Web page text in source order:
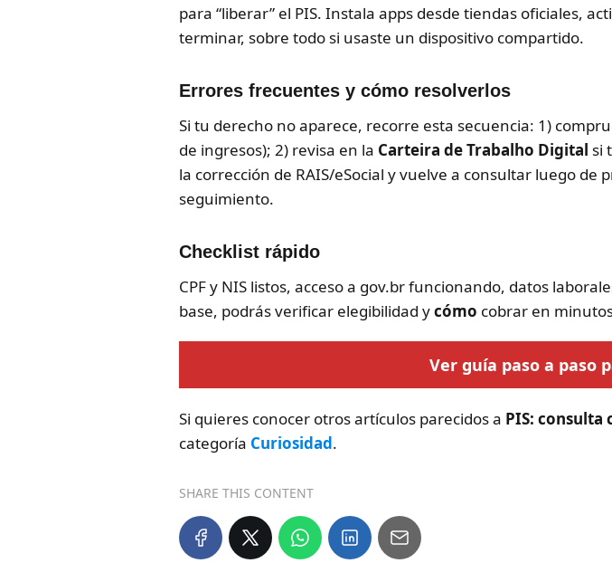
para “liberar” el PIS. Instala apps desde tiendas oficiales,
terminar, sobre todo si usaste un dispositivo compartido.
Errores frecuentes y cómo resolverlos
Si tu derecho no aparece, recorre esta secuencia: 1)
de ingresos); 2) revisa en la Carteira de Trabalho Digital si
la corrección de RAIS/eSocial y vuelve a consultar luego
seguimiento.
Checklist rápido
CPF y NIS listos, acceso a gov.br funcionando, datos
base, podrás verificar elegibilidad ycómo cobrar en
Ver guía paso a paso
Si quieres conocer otros artículos parecidos a PIS: consulta
categoría Curiosidad.
SHARE THIS CONTENT